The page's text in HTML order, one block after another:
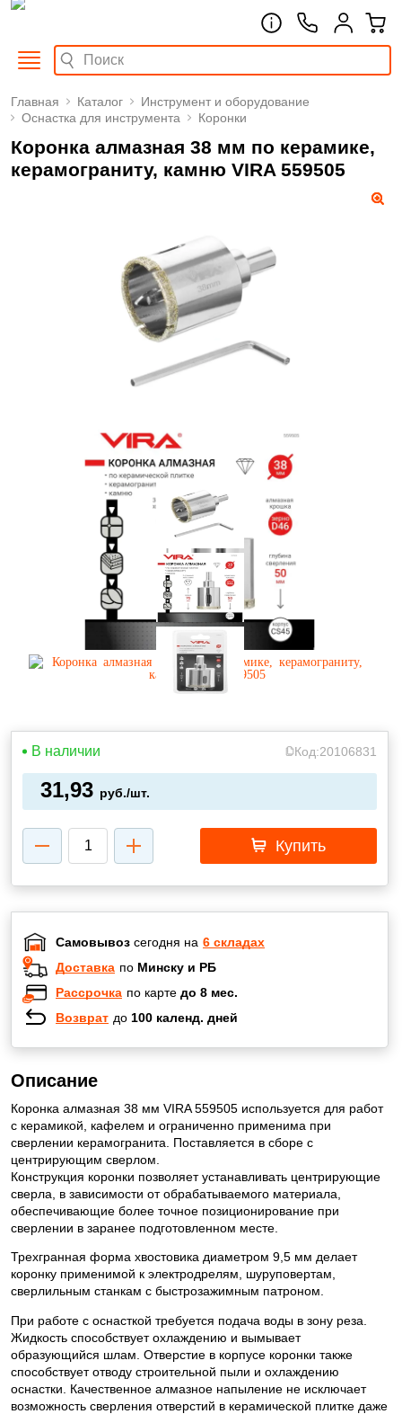
Главная Каталог
Инструмент и оборудование
Оснастка для инструмента
Коронки
Коронка алмазная 38 мм по керамике,
керамограниту, камню VIRA 559505
В наличии Код:20106831
31,93 руб./шт.
Купить
Самовывоз сегодня на 6 складах
Доставка по Минску и РБ
Рассрочка по карте до 8 мес.
Возврат до 100 календ. дней
Описание
Коронка алмазная 38 мм VIRA 559505 используется для работ
с керамикой, кафелем и ограниченно применима при
сверлении керамогранита. Поставляется в сборе с
центрирующим сверлом.
Конструкция коронки позволяет устанавливать центрирующие
сверла, в зависимости от обрабатываемого материала,
обеспечивающие более точное позиционирование при
сверлении в заранее подготовленном месте.
Трехгранная форма хвостовика диаметром 9,5 мм делает
коронку применимой к электродрелям, шуруповертам,
сверлильным станкам с быстрозажимным патроном.
При работе с оснасткой требуется подача воды в зону реза.
Жидкость способствует охлаждению и вымывает
образующийся шлам. Отверстие в корпусе коронки также
способствует отводу строительной пыли и охлаждению
оснастки. Качественное алмазное напыление не исключает
возможность сверления отверстий в керамической плитке даже